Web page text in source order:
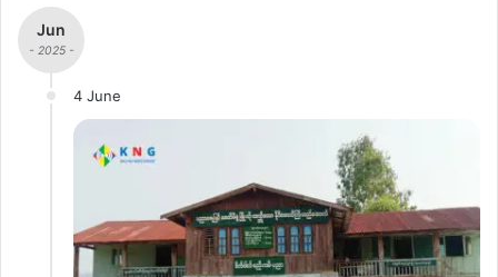
Jun
- 2025 -
4 June